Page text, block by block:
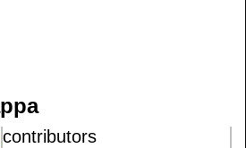
contributors